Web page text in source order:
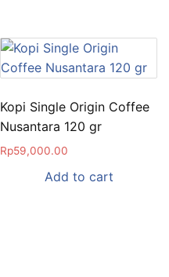
Kopi Single Origin Coffee
Nusantara 120 gr
Rp59,000.00
Add to cart